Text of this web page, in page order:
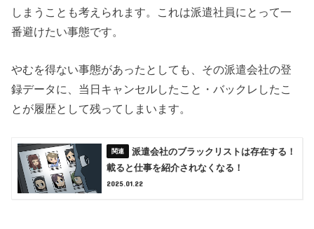
しまうことも考えられます。これは派遣社員にとって一
番避けたい事態です。
やむを得ない事態があったとしても、その派遣会社の登
録データに、当日キャンセルしたこと・バックレしたこ
とが履歴として残ってしまいます。
派遣会社のブラックリストは存在する！
載ると仕事を紹介されなくなる！
2025.01.22